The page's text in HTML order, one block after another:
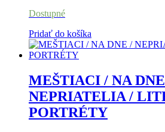
Dostupné
Pridať do košíka
MEŠTIACI / NA
NEPRIATELIA /
PORTRÉTY